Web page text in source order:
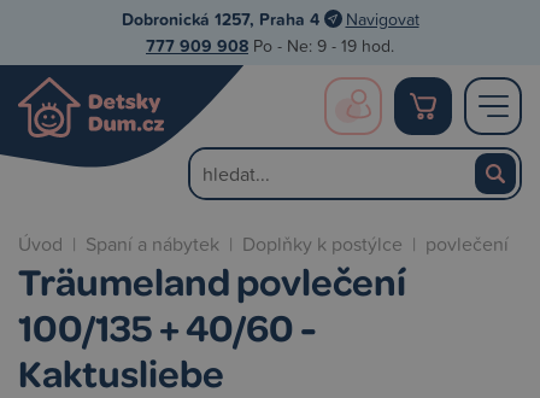
Dobronická 1257, Praha 4 Navigovat
777 909 908 Po - Ne: 9 - 19 hod.
Úvod | Spaní a nábytek | Doplňky k postýlce | povlečení
Träumeland povlečení
100/135 + 40/60 -
Kaktusliebe